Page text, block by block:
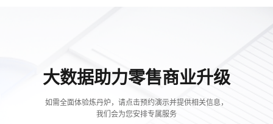
大数据助力零售商业升级
如需全面体验炼丹炉，请点击预约演示并提供相关信息，
我们会为您安排专属服务